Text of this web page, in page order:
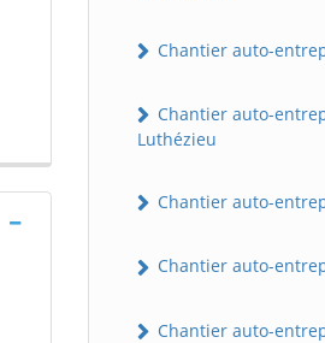
Chantier auto-
Chantier auto-
Luthézieu
Chantier auto-
Chantier auto-
Chantier auto-